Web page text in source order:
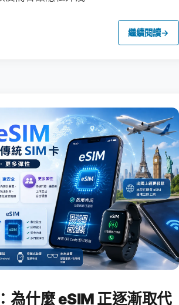
繼續閱讀→
為什麼 eSIM 正逐漸取代